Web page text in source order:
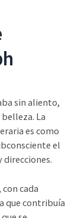
sin aliento,
La
es como
el
cada
que contribuía